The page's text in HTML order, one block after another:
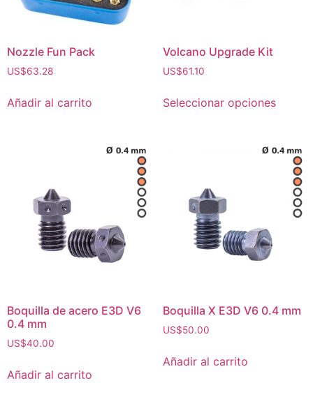
Nozzle Fun Pack
US$63.28
Añadir al carrito
Volcano Upgrade Kit
US$61.10
Seleccionar opciones
Boquilla de acero E3D V6
0.4 mm
US$40.00
Añadir al carrito
Boquilla X E3D V6 0.4 mm
US$50.00
Añadir al carrito